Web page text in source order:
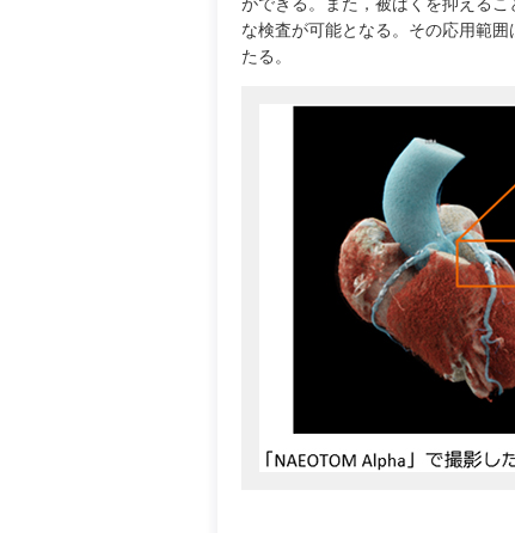
ができる。また，被ばくを抑える
な検査が可能となる。その応用範
たる。